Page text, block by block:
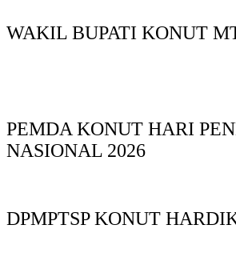
WAKIL BUPATI KONUT
PEMDA KONUT HARI
NASIONAL 2026
DPMPTSP KONUT